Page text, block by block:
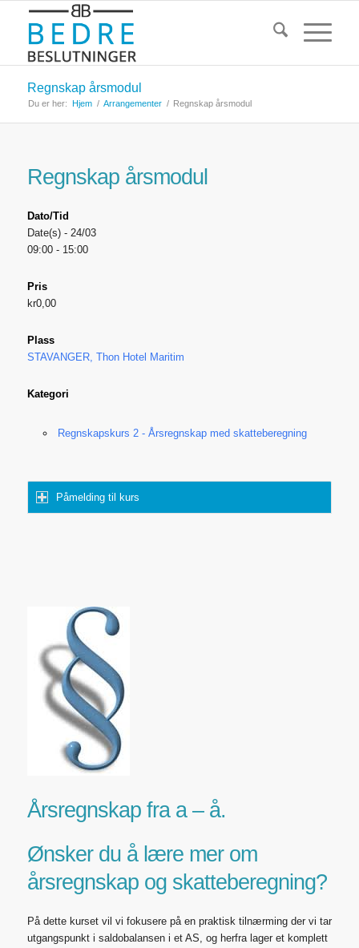
Regnskap årsmodul
Du er her: Hjem / Arrangementer / Regnskap årsmodul
Regnskap årsmodul
Dato/Tid
Date(s) - 24/03
09:00 - 15:00
Pris
kr0,00
Plass
STAVANGER, Thon Hotel Maritim
Kategori
Regnskapskurs 2 - Årsregnskap med skatteberegning
Påmelding til kurs
Årsregnskap fra a – å.
Ønsker du å lære mer om
årsregnskap og skatteberegning?
På dette kurset vil vi fokusere på en praktisk tilnærming der vi tar
utgangspunkt i saldobalansen i et AS, og herfra lager et komplett